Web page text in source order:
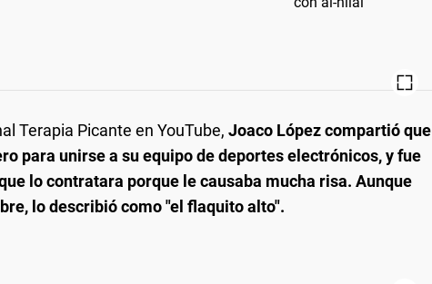
Terapia Picante en YouTube, Joaco López compartió que
para unirse a su equipo de deportes electrónicos, y fue
lo contratara porque le causaba mucha risa. Aunque
lo describió como "el flaquito alto".